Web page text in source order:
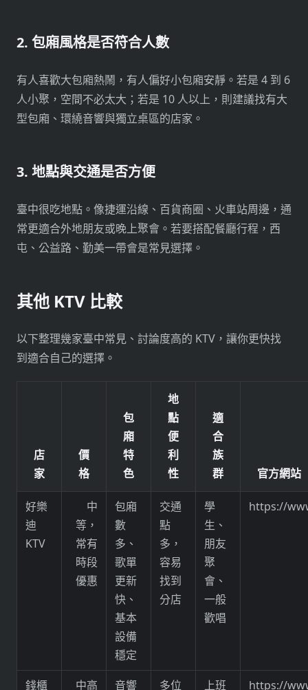
2. 包廂風格是否符合人數
有人喜歡大包廂熱鬧，有人偏好小包廂安靜。若是 4 到 6
人小聚，空間不必太大；若是 10 人以上，則建議找有大
型包廂、環繞音響與獨立桌區的店家。
3. 地點與交通是否方便
臺中很吃地點。像捷運沿線、百貨商圈、火車站周邊，通
常更適合外地朋友或晚上聚會。若要搭配餐廳行程，西
屯、公益路、勤美一帶會是常見選擇。
其他 KTV 比較
以下整理幾家臺中常見、討論度高的 KTV，讓你更快找
到適合自己的選擇。
店
家
價
格
包
廂
特
色
地
點
便
利
性
適
合
族
群
官方網站
好樂
迪
KTV
中
等，
常有
時段
優惠
包廂
數
多、
歌單
更新
快、
基本
設備
穩定
交通
點
多，
容易
找到
分店
學
生、
朋友
聚
會、
一般
歡唱
https://
錢櫃 中高 音響 多位 上班 https://